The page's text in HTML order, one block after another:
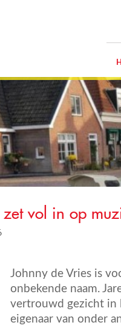
vol in op
Johnny de Vries is
onbekende naam.
vertrouwd gezicht in
eigenaar van onder